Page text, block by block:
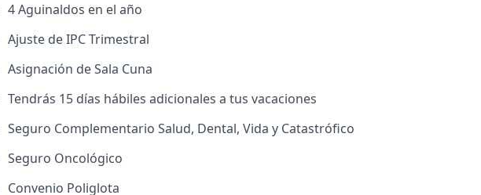
4 Aguinaldos en el año
Ajuste de IPC Trimestral
Asignación de Sala Cuna
Tendrás 15 días hábiles adicionales a tus vacaciones
Seguro Complementario Salud, Dental, Vida y Catastrófico
Seguro Oncológico
Convenio Poliglota